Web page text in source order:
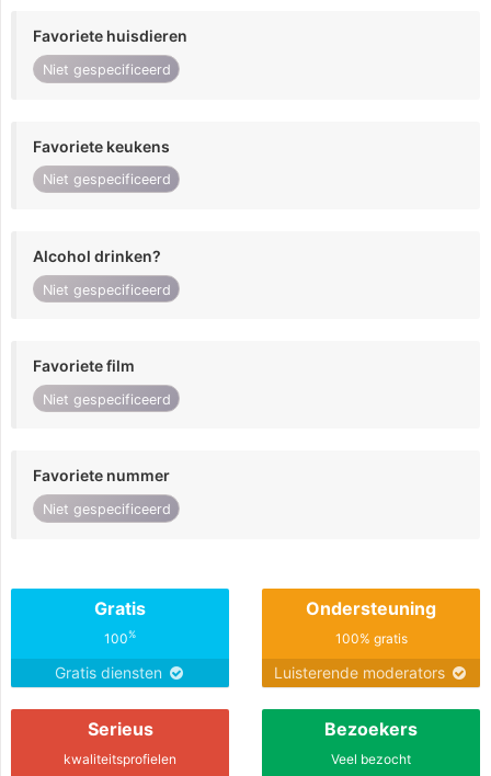
Favoriete huisdieren
Niet gespecificeerd
Favoriete keukens
Niet gespecificeerd
Alcohol drinken?
Niet gespecificeerd
Favoriete film
Niet gespecificeerd
Favoriete nummer
Niet gespecificeerd
Gratis
100%
Gratis diensten
Ondersteuning
100% gratis
Luisterende moderators
Serieus
kwaliteitsprofielen
Bezoekers
Veel bezocht